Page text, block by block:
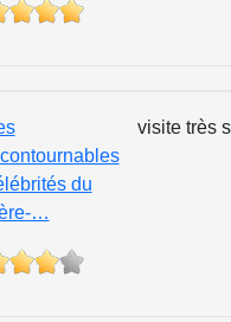
du
…
visite très